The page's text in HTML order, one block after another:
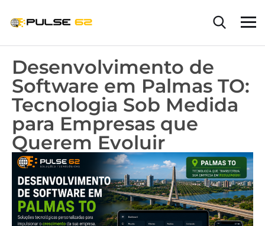
Desenvolvimento de
Software em Palmas TO:
Tecnologia Sob Medida
para Empresas que
Querem Evoluir